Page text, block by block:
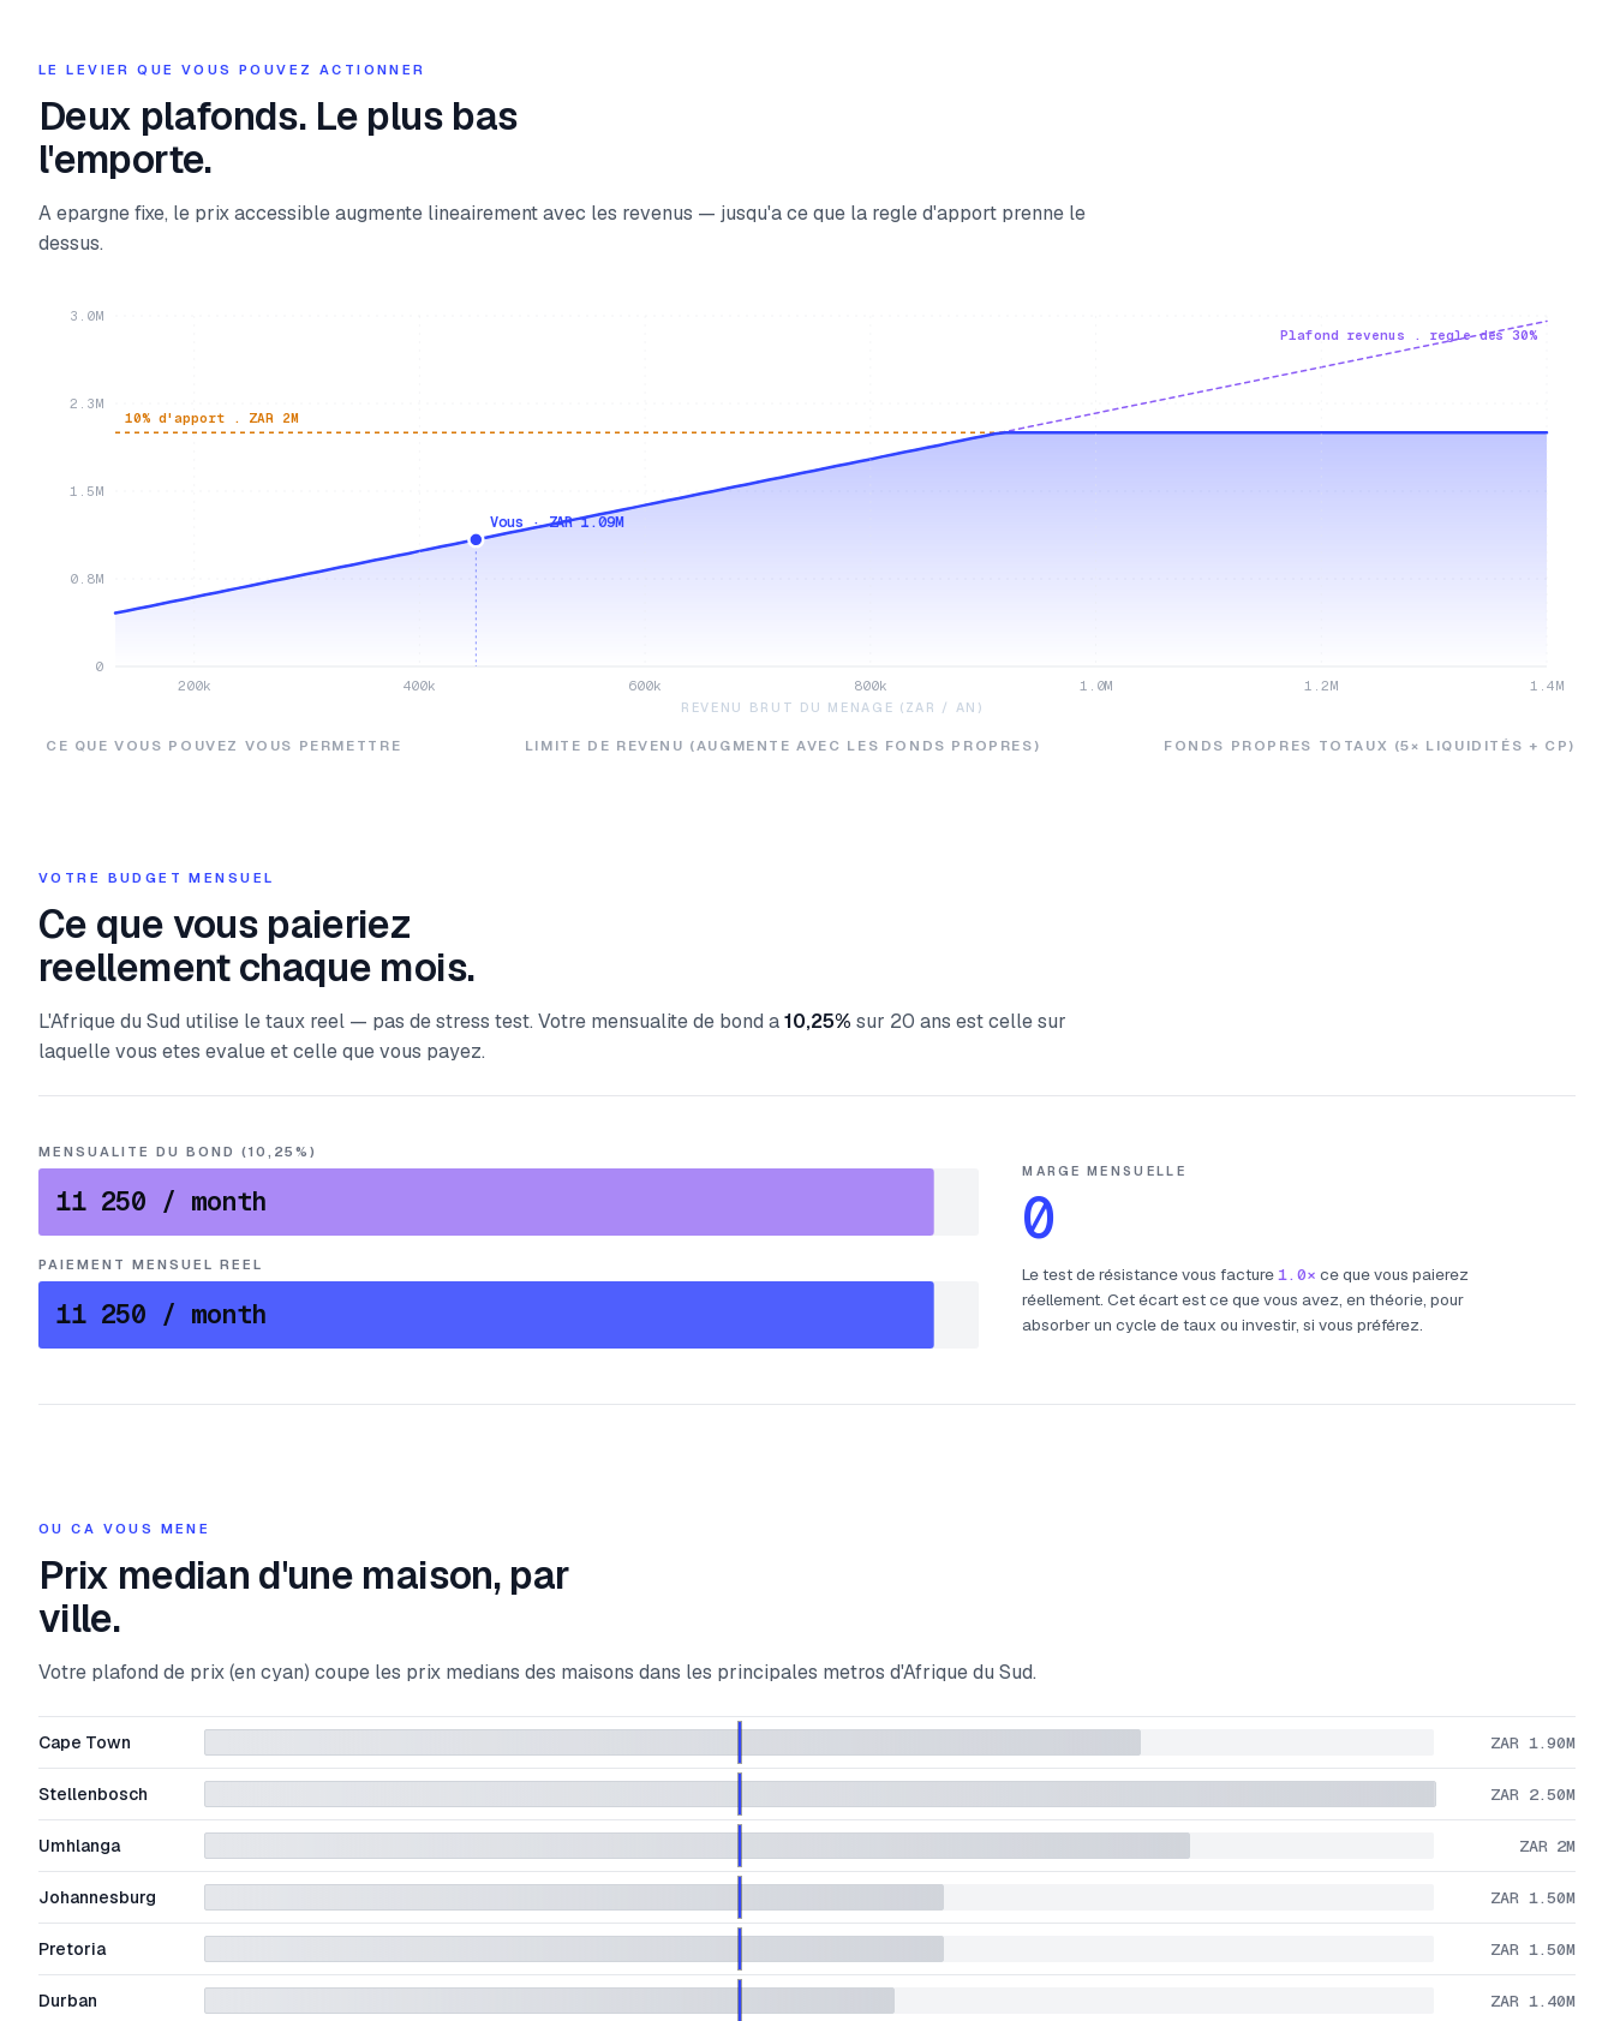
LE LEVIER QUE VOUS POUVEZ ACTIONNER
Deux plafonds. Le plus bas
l'emporte.
A epargne fixe, le prix accessible augmente lineairement avec les revenus — jusqu'a ce que la regle d'apport prenne le
dessus.
0
0.8M
1.5M
2.3M
3.0M
200k 400k 600k 800k 1.0M 1.2M
1.4M
REVENU BRUT DU MENAGE (ZAR / AN)
10% d'apport . ZAR 2M
Plafond revenus . regle des 30%
Vous · ZAR 1.09M
CE QUE VOUS POUVEZ VOUS PERMETTRE LIMITE DE REVENU (AUGMENTE AVEC LES FONDS PROPRES) FONDS PROPRES TOTAUX (5× LIQUIDITÉS + CP)
VOTRE BUDGET MENSUEL
Ce que vous paieriez
reellement chaque mois.
L'Afrique du Sud utilise le taux reel — pas de stress test. Votre mensualite de bond a10,25% sur 20 ans est celle sur
laquelle vous etes evalue et celle que vous payez.
MENSUALITE DU BOND (10,25%)
11 250 / month
PAIEMENT MENSUEL REEL
11 250 / month
MARGE MENSUELLE
0
Le test de résistance vous facture 1.0× ce que vous paierez
réellement. Cet écart est ce que vous avez, en théorie, pour
absorber un cycle de taux ou investir, si vous préférez.
OU CA VOUS MENE
Prix median d'une maison, par
ville.
Votre plafond de prix (en cyan) coupe les prix medians des maisons dans les principales metros d'Afrique du Sud.
Cape Town ZAR 1.90M
Stellenbosch ZAR 2.50M
Umhlanga ZAR 2M
Johannesburg ZAR 1.50M
Pretoria ZAR 1.50M
Durban ZAR 1.40M